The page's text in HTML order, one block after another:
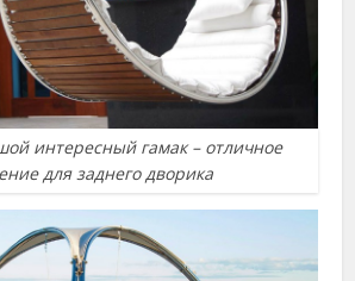
интересный гамак – отличное
для заднего дворика